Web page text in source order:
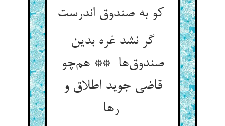
گر نشد غره بدین
صندوق‌ها ** هم‌چو
قاضی جوید اطلاق و
رها